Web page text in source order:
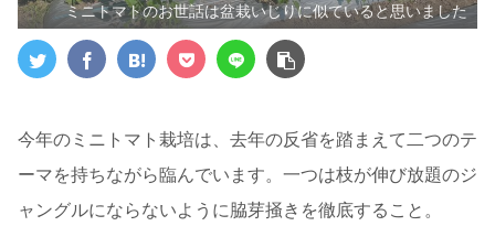
ミニトマトのお世話は盆栽いじりに似ていると思いました
今年のミニトマト栽培は、去年の反省を踏まえて二つのテ
ーマを持ちながら臨んでいます。一つは枝が伸び放題のジ
ャングルにならないように脇芽掻きを徹底すること。